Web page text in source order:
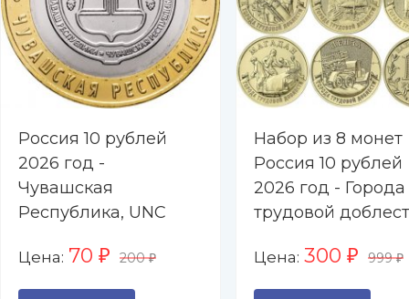
Россия 10 рублей
2026 год -
Чувашская
Республика, UNC
Цена: 70 ₽ 200₽
Набор из 8 монет
Россия 10 рублей
2026 год - Города
трудовой
Уральский, Киров,
Коломна,
Цена: 300 ₽ 999₽